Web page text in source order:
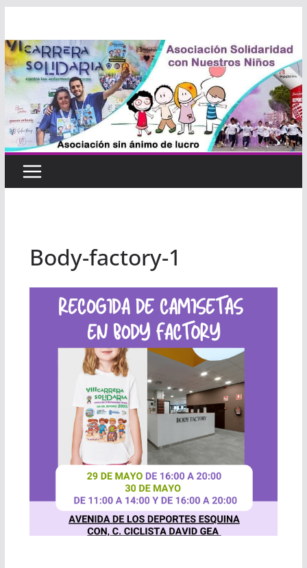
contenido
Body-factory-1